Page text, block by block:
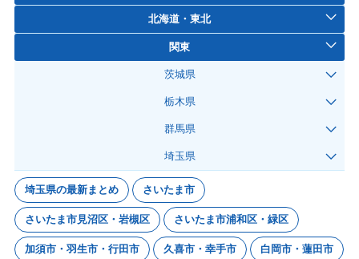
北海道・東北
関東
茨城県
栃木県
群馬県
埼玉県
埼玉県の最新まとめ さいたま市
さいたま市見沼区・岩槻区 さいたま市浦和区・緑区
加須市・羽生市・行田市 久喜市・幸手市 白岡市・蓮田市